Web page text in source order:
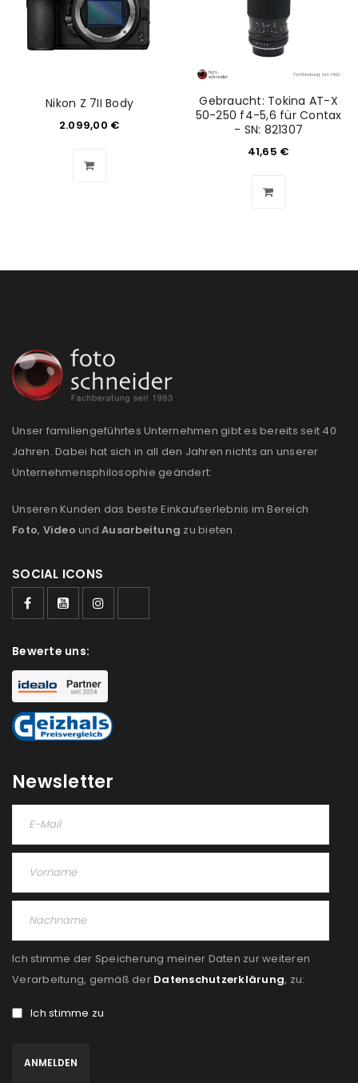
Anmeldeformular geschützt durch
WP Captcha
Angemeldet bleiben
PASSWORT VERGESSEN?
NEWSLETTER ABONNIEREN
Please select all the ways you would like to hear from
Ja, ich möchte ein Kundenkonto eröffnen und
akzeptiere dieDatenschutzerklärung. *
Nikon Z 7II Body
2.099,00 €
Gebraucht: Tokina AT-X
50-250 f4-5,6 für Contax
- SN: 821307
41,65 €
Unser familiengeführtes Unternehmen gibt es bereits seit 40
Jahren. Dabei hat sich in all den Jahren nichts an unserer
Unternehmensphilosophie geändert:
Unseren Kunden das beste Einkaufserlebnis im Bereich
Foto, Video und Ausarbeitung zu bieten.
SOCIAL ICONS
Bewerte uns:
Newsletter
Ich stimme der Speicherung meiner Daten zur weiteren
Verarbeitung, gemäß der Datenschutzerklärung, zu:
Ich stimme zu